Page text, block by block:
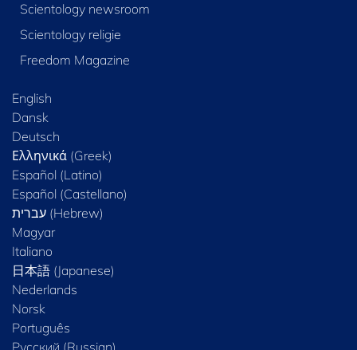
Scientology newsroom
Scientology religie
Freedom Magazine
English
Dansk
Deutsch
Ελληνικά (Greek)
Español (Latino)
Español (Castellano)
Magyar
Italiano
日本語 (Japanese)
Nederlands
Norsk
Português